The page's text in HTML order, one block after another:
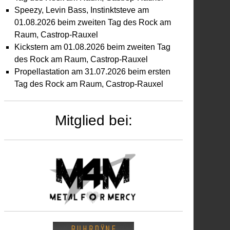
Speezy, Levin Bass, Instinktsteve am
01.08.2026 beim zweiten Tag des Rock am
Raum, Castrop-Rauxel
Kickstern am 01.08.2026 beim zweiten Tag
des Rock am Raum, Castrop-Rauxel
Propellastation am 31.07.2026 beim ersten
Tag des Rock am Raum, Castrop-Rauxel
Mitglied bei: